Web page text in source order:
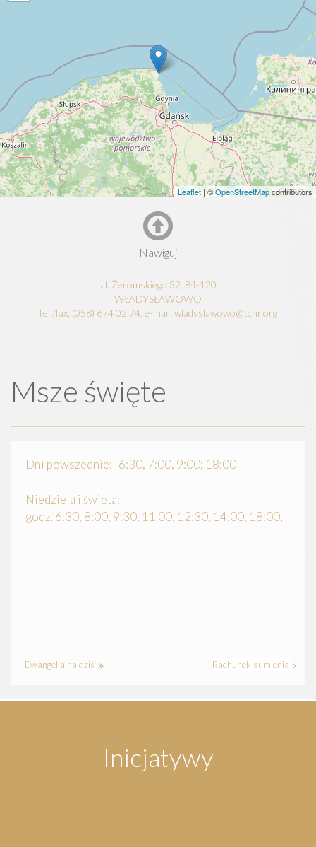
Leaflet | ©OpenStreetMapcontributors
Nawiguj
al. Żeromskiego 32, 84-120
WŁADYSŁAWOWO
tel./fax: (058) 674 02 74, e-mail: wladyslawowo@tchr.org
Msze święte
Dni powszednie: 6:30, 7:00, 9:00; 18:00
Niedziela i święta:
godz. 6:30, 8:00, 9:30, 11.00, 12:30, 14:00, 18:00,
Ewangelia na dziś Rachunek sumienia
Inicjatywy